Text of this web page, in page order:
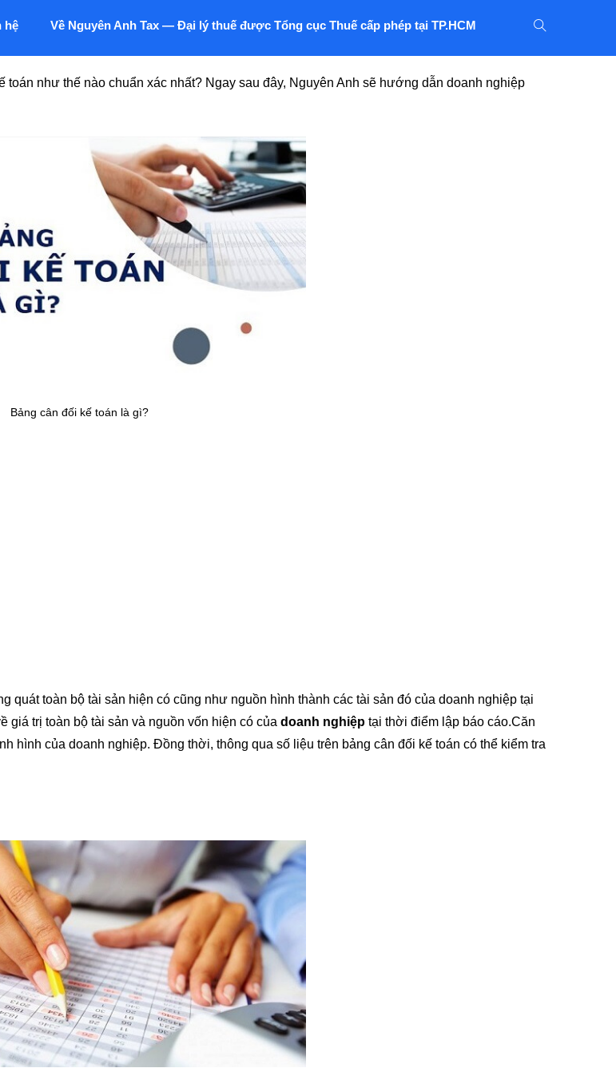
hệ Về Nguyên Anh Tax — Đại lý thuế được Tổng cục Thuế cấp phép tại TP.HCM
toán như thế nào chuẩn xác nhất? Ngay sau đây, Nguyên Anh sẽ hướng dẫn doanh nghiệp
Bảng cân đối kế toán là gì?
quát toàn bộ tài sản hiện có cũng như nguồn hình thành các tài sản đó của doanh nghiệp tại
giá trị toàn bộ tài sản và nguồn vốn hiện có của doanh nghiệp tại thời điểm lập báo cáo.Căn
hình của doanh nghiệp. Đồng thời, thông qua số liệu trên bảng cân đối kế toán có thể kiểm tra